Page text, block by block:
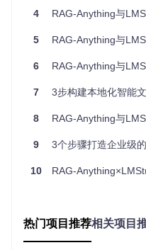
git clone
2.2 LMStudio模型与服务配
在LMStudio中下载适
规模的LLaMA系列模型
验证服务状态：访问
2.3 系统环境变量配置
创建项目根目录下的
.env
4 RAG-Anything与LMStudio
5 RAG-Anything与LMStudio：
6 RAG-Anything与
7 3步构建本地化智能文档系
8 RAG-Anything与LMStudio
9 3个步骤打造企业级
10 RAG-Anything×LMStudio：
热门项目推荐相关项目